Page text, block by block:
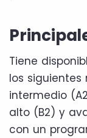
Tiene
los siguientes
intermedio
alto (B2) y
con un